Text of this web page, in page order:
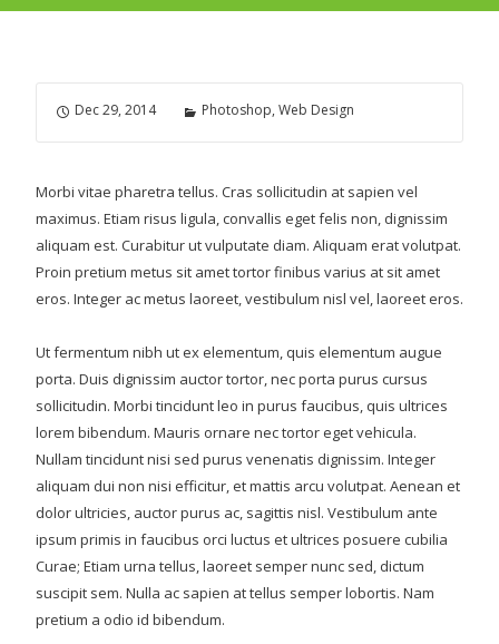
Dec 29, 2014 Photoshop, Web Design
Morbi vitae pharetra tellus. Cras sollicitudin at sapien vel
maximus. Etiam risus ligula, convallis eget felis non, dignissim
aliquam est. Curabitur ut vulputate diam. Aliquam erat volutpat.
Proin pretium metus sit amet tortor finibus varius at sit amet
eros. Integer ac metus laoreet, vestibulum nisl vel, laoreet eros.
Ut fermentum nibh ut ex elementum, quis elementum augue
porta. Duis dignissim auctor tortor, nec porta purus cursus
sollicitudin. Morbi tincidunt leo in purus faucibus, quis ultrices
lorem bibendum. Mauris ornare nec tortor eget vehicula.
Nullam tincidunt nisi sed purus venenatis dignissim. Integer
aliquam dui non nisi efficitur, et mattis arcu volutpat. Aenean et
dolor ultricies, auctor purus ac, sagittis nisl. Vestibulum ante
ipsum primis in faucibus orci luctus et ultrices posuere cubilia
Curae; Etiam urna tellus, laoreet semper nunc sed, dictum
suscipit sem. Nulla ac sapien at tellus semper lobortis. Nam
pretium a odio id bibendum.